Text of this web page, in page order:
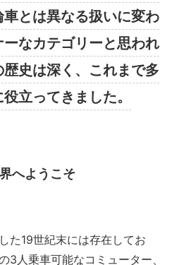
とは異なる扱いに変わ
なカテゴリーと思われ
史は深く、これまで多
立ってきました。
へようこそ
た19世紀末には存在してお
3人乗車可能なコミューター、